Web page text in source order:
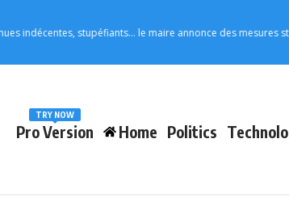
stupéfiants… le maire annonce des mesures
Pro Version
TRY NOW
Home Politics